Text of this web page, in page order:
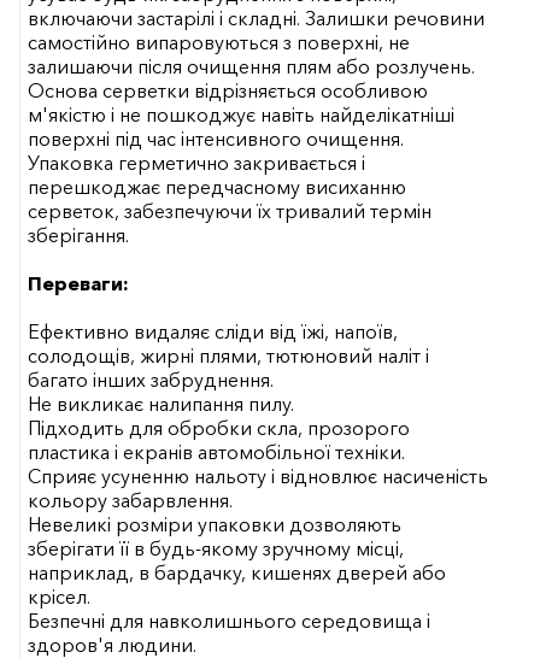
включаючи застарілі і складні. Залишки речовини
самостійно випаровуються з поверхні, не
залишаючи після очищення плям або розлучень.
Основа серветки відрізняється особливою
м'якістю і не пошкоджує навіть найделікатніші
поверхні під час інтенсивного очищення.
Упаковка герметично закривається і
перешкоджає передчасному висиханню
серветок, забезпечуючи їх тривалий термін
зберігання.
Переваги:
Ефективно видаляє сліди від їжі, напоїв,
солодощів, жирні плями, тютюновий наліт і
багато інших забруднення.
Не викликає налипання пилу.
Підходить для обробки скла, прозорого
пластика і екранів автомобільної техніки.
Сприяє усуненню нальоту і відновлює насиченість
кольору забарвлення.
Невеликі розміри упаковки дозволяють
зберігати її в будь-якому зручному місці,
наприклад, в бардачку, кишенях дверей або
крісел.
Безпечні для навколишнього середовища і
здоров'я людини.